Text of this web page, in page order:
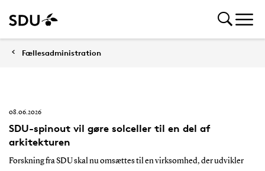
Fællesadministration
08.06.2026
SDU-spinout vil gøre solceller til en del af
arkitekturen
Forskning fra SDU skal nu omsættes til en virksomhed, der udvikler